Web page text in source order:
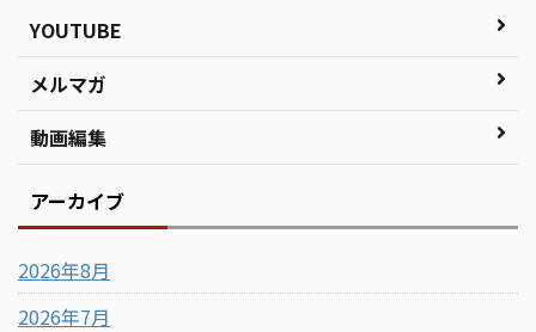
YOUTUBE
メルマガ
動画編集
アーカイブ
2026年8月
2026年7月